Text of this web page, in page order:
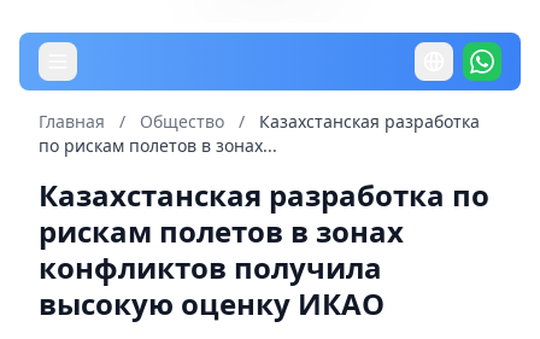
Главная / Общество /
Казахстанская разработка
по рискам полетов в зонах...
Казахстанская разработка по
рискам полетов в зонах
конфликтов получила
высокую оценку ИКАО